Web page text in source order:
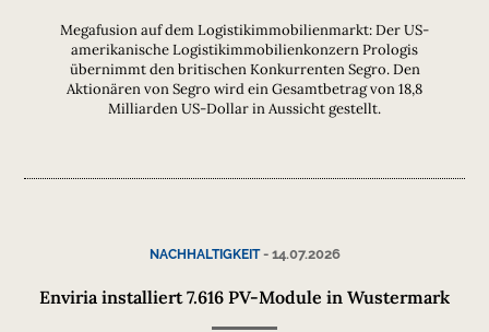
Megafusion auf dem Logistikimmobilienmarkt: Der US-
amerikanische Logistikimmobilienkonzern Prologis
übernimmt den britischen Konkurrenten Segro. Den
Aktionären von Segro wird ein Gesamtbetrag von 18,8
Milliarden US-Dollar in Aussicht gestellt.
NACHHALTIGKEIT- 14.07.2026
Enviria installiert 7.616 PV-Module in Wustermark